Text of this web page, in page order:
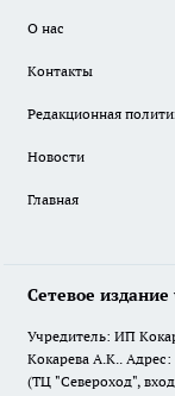
О нас
Контакты
Редакционная
Новости
Главная
Сетевое
Учредитель: ИП
Кокарева А.К.. Адрес:
(ТЦ "Североход",